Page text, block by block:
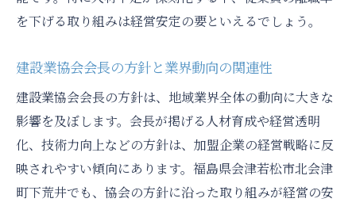
を下げる取り組みは経営安定の要といえるでしょう。
建設業協会会長の方針と業界動向の関連性
建設業協会会長の方針は、地域業界全体の動向に大きな
影響を及ぼします。会長が掲げる人材育成や経営透明
化、技術力向上などの方針は、加盟企業の経営戦略に反
映されやすい傾向にあります。福島県会津若松市北会津
町下荒井でも、協会の方針に沿った取り組みが経営の安